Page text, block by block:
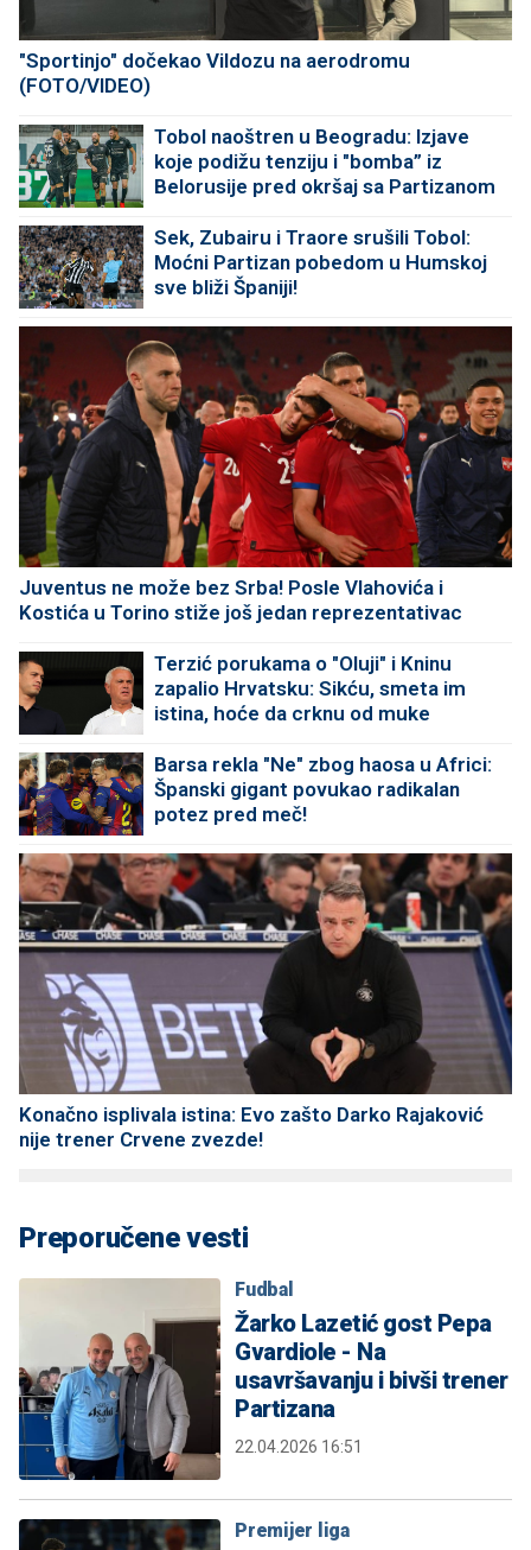
"Sportinjo" dočekao Vildozu na aerodromu
(FOTO/VIDEO)
Tobol naoštren u Beogradu: Izjave
koje podižu tenziju i "bomba” iz
Belorusije pred okršaj sa Partizanom
Sek, Zubairu i Traore srušili Tobol:
Moćni Partizan pobedom u Humskoj
sve bliži Španiji!
Juventus ne može bez Srba! Posle Vlahovića i
Kostića u Torino stiže još jedan reprezentativac
Terzić porukama o "Oluji" i Kninu
zapalio Hrvatsku: Sikću, smeta im
istina, hoće da crknu od muke
Barsa rekla "Ne" zbog haosa u Africi:
Španski gigant povukao radikalan
potez pred meč!
Konačno isplivala istina: Evo zašto Darko Rajaković
nije trener Crvene zvezde!
Preporučene vesti
Fudbal
Žarko Lazetić gost Pepa
Gvardiole - Na
usavršavanju i bivši trener
Partizana
22.04.2026 16:51
Premijer liga